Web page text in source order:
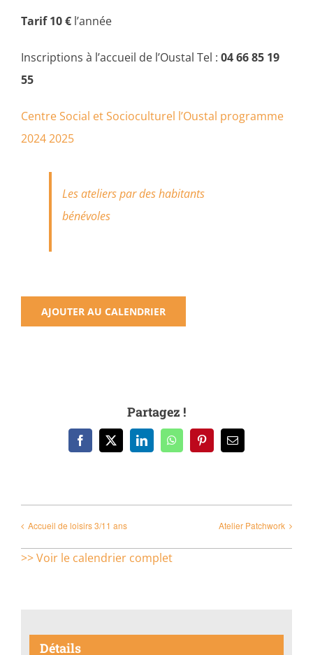
Tarif 10 € l’année
Inscriptions à l’accueil de l’Oustal Tel : 04 66 85 19
55
Centre Social et Socioculturel l’Oustal programme
2024 2025
Les ateliers par des habitants
bénévoles
AJOUTER AU CALENDRIER
Partagez !
Facebook
X LinkedInWhatsAppPinterestEmail
Accueil de loisirs 3/11 ans Atelier Patchwork
>> Voir le calendrier complet
Détails